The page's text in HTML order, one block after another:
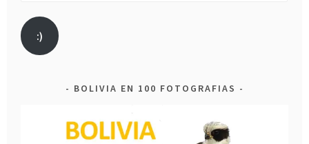
:)
BOLIVIA EN 100 FOTOGRAFIAS